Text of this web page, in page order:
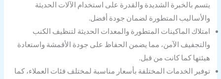
يتسم بالخبرة الشديدة والقدرة على استخدام الآلات الحديثة
والأساليب المتطورة لضمان جودة أفضل.
امتلاك الماكينات المتطورة والمعدات الحديثة لتنظيف الكنب
والتجفيف الآمن، مما يضمن الحفاظ على جودة الأقمشة واستعادة
هيئتها كما كانت من قبل.
توفير الخدمات المختلفة بأسعار مناسبة لمختلف فئات العملاء، كما